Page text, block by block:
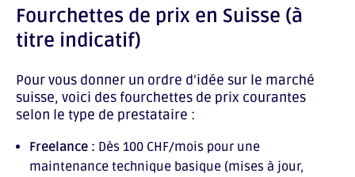
Fourchettes de prix en Suisse (à
titre indicatif)
Pour vous donner un ordre d’idée sur le marché
suisse, voici des fourchettes de prix courantes
selon le type de prestataire :
Freelance : Dès 100 CHF/mois pour une
maintenance technique basique (mises à jour,